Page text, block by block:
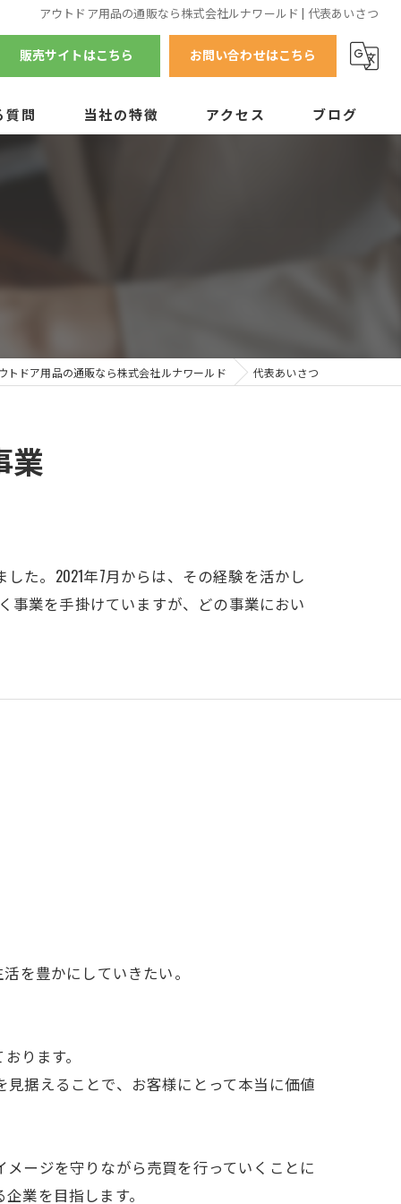
アウトドア用品の通販なら株式会社ルナワールド | 代表あいさつ
販売サイトはこちら お問い合わせはこちら
質問 当社の特徴 アクセス ブログ
トドア用品の通販なら株式会社ルナワールド 代表あいさつ
業
た。2021年7月からは、その経験を活かし
事業を手掛けていますが、どの事業におい
を豊かにしていきたい。
ります。
据えることで、お客様にとって本当に価値
ージを守りながら売買を行っていくことに
業を目指します。